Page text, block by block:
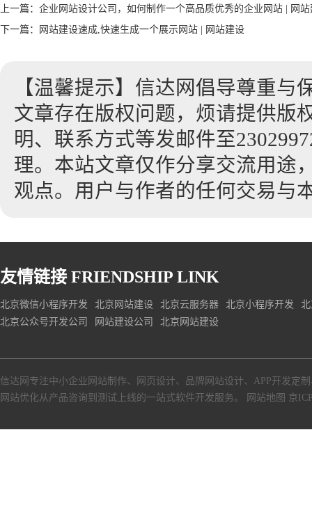
上一篇： 企业网站设计公司，如何制作一个高品质优秀的企业网站 | 网站
下一篇：
网站建设速成,快速生成一个展示网站 | 网站建设
【温馨提示】信达网倡导尊重与
文章存在版权问题，烦请提供版
明、联系方式等发邮件至
理。本站文章仅作分享交流用途
观点。用户与作者的任何交易与
友情链接 FRIENDSHIP LINK
北京微信小程序开发 北京网站建设 北京云服务器 北京小程序开发
北京公众号开发公司
网站建设公司 北京网站建设
信达网专注中小企业网站制作、 网页设计、 品牌网站设计、 APP开发定制
网站优化从产品咨询到测试上线的一站式软件开发服务。
网站地图 京